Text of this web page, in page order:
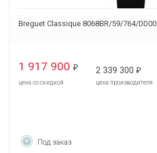
Breguet Classique 8068BR/59/764/DD00
1 917 900 ₽
цена со скидкой
2 339 300 ₽
цена производителя
Под заказ